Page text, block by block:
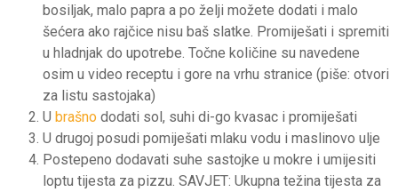
bosiljak, malo papra a po želji možete dodati i malo
šećera ako rajčice nisu baš slatke. Promiješati i spremiti
u hladnjak do upotrebe. Točne količine su navedene
osim u video receptu i gore na vrhu stranice (piše: otvori
za listu sastojaka)
U brašno dodati sol, suhi di-go kvasac i promiješati
U drugoj posudi pomiješati mlaku vodu i maslinovo ulje
Postepeno dodavati suhe sastojke u mokre i umijesiti
loptu tijesta za pizzu. SAVJET: Ukupna težina tijesta za